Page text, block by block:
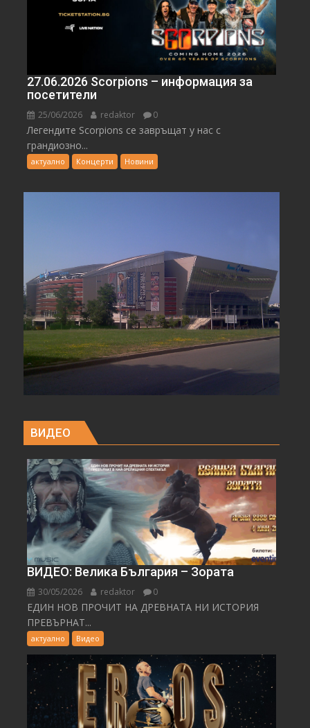
27.06.2026 Scorpions – информация за
посетители
25/06/2026 redaktor 0
Легендите Scorpions се завръщат у нас с
грандиозно...
актуално Концерти Новини
ВИДЕО
ВИДЕО: Велика България – Зората
30/05/2026 redaktor 0
ЕДИН НОВ ПРОЧИТ НА ДРЕВНАТА НИ ИСТОРИЯ
ПРЕВЪРНАТ...
актуално Видео